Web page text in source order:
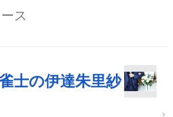
ス
士の伊達朱里紗